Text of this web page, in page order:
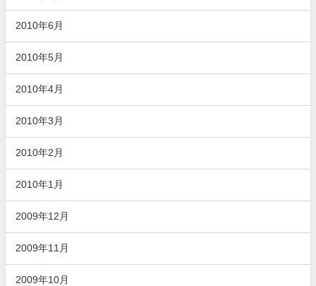
2010年6月
2010年5月
2010年4月
2010年3月
2010年2月
2010年1月
2009年12月
2009年11月
2009年10月